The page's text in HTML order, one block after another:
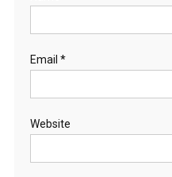
Email *
Website